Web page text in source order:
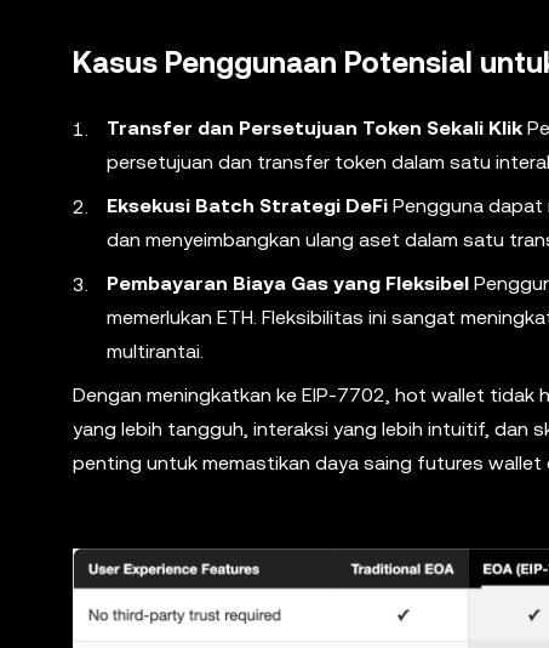
Kasus Penggunaan Potensial
Transfer dan Persetujuan Token Sekali Klik
persetujuan dan transfer token dalam satu
Eksekusi Batch Strategi DeFi Pengguna dapat
dan menyeimbangkan ulang aset dalam satu
Pembayaran Biaya Gas yang Fleksibel
memerlukan ETH. Fleksibilitas ini sangat
multirantai.
Dengan meningkatkan ke EIP-7702, hot wallet tidak
yang lebih tangguh, interaksi yang lebih intuitif, dan
penting untuk memastikan daya saing futures wallet